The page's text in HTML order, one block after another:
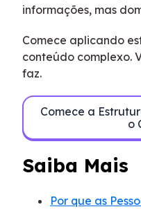
informações, mas
Comece aplicando
conteúdo complexo.
faz.
Comece a
o
Saiba Mais
Por que as